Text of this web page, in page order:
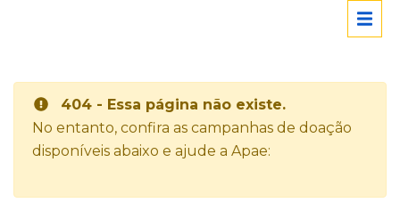
404 - Essa página não existe.
No entanto, confira as campanhas de doação
disponíveis abaixo e ajude a Apae: